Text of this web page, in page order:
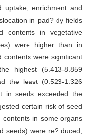
uptake, enrichment and
in pad? dy fields
contents in vegetative
were higher than in
contents were significant
highest (5.413-8.859
the least (0.523-1.326
in seeds exceeded the
certain risk of seed
contents in some organs
seeds) were re? duced,